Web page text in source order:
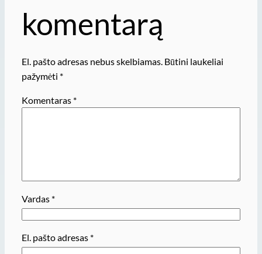
komentarą
El. pašto adresas nebus skelbiamas. Būtini laukeliai
pažymėti *
Komentaras *
Vardas *
El. pašto adresas *